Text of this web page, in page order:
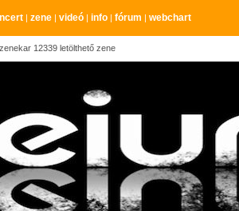
| zene | videó | info | fórum | webchart
12339 letölthető zene